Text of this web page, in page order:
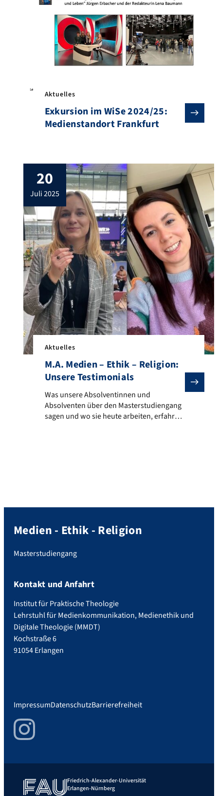
Aktuelles
Exkursion im WiSe 2024/25:
Medienstandort Frankfurt
20
juli 2025
Aktuelles
M.A. Medien – Ethik – Religion:
Unsere Testimonials
Was unsere Absolventinnen und Absolventen über
Was unsere Absolventinnen und
Absolventen über den Masterstudiengang
sagen und wo sie heute arbeiten, erfahren
Medien - Ethik - Religion
Masterstudiengang
Kontakt und Anfahrt
Institut für Praktische Theologie
Lehrstuhl für Medienkommunikation, Medienethik und
Digitale Theologie (MMDT)
Kochstraße 6
91054 Erlangen
ImpressumDatenschutzBarrierefreiheit
Instagram
Friedrich-Alexander-Universität
Erlangen-Nürnberg